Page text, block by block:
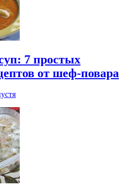
7 простых
от шеф-повара